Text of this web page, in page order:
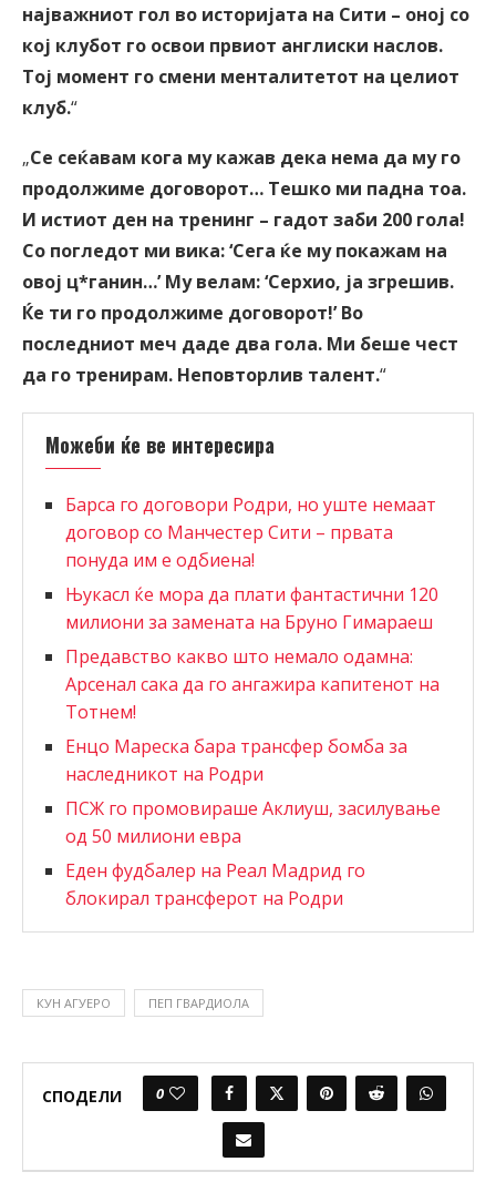
најважниот гол во историјата на Сити – оној со
кој клубот го освои првиот англиски наслов.
Тој момент го смени менталитетот на целиот
клуб.“
„Се сеќавам кога му кажав дека нема да му го
продолжиме договорот… Тешко ми падна тоа.
И истиот ден на тренинг – гадот заби 200 гола!
Со погледот ми вика: ‘Сега ќе му покажам на
овој ц*ганин…’ Му велам: ‘Серхио, ја згрешив.
Ќе ти го продолжиме договорот!’ Во
последниот меч даде два гола. Ми беше чест
да го тренирам. Неповторлив талент.“
Можеби ќе ве интересира
Барса го договори Родри, но уште немаат
договор со Манчестер Сити – првата
понуда им е одбиена!
Њукасл ќе мора да плати фантастични 120
милиони за замената на Бруно Гимараеш
Предавство какво што немало одамна:
Арсенал сака да го ангажира капитенот на
Тотнем!
Енцо Мареска бара трансфер бомба за
наследникот на Родри
ПСЖ го промовираше Аклиуш, засилување
од 50 милиони евра
Еден фудбалер на Реал Мадрид го
блокирал трансферот на Родри
КУН АГУЕРО ПЕП ГВАРДИОЛА
СПОДЕЛИ 0